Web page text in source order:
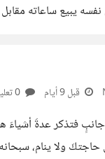
يبيع ساعاته
وليس الاعتماد فقط
قبل 9 أيام
فتذكر عدةَ أشياءَ
ولا ينام،